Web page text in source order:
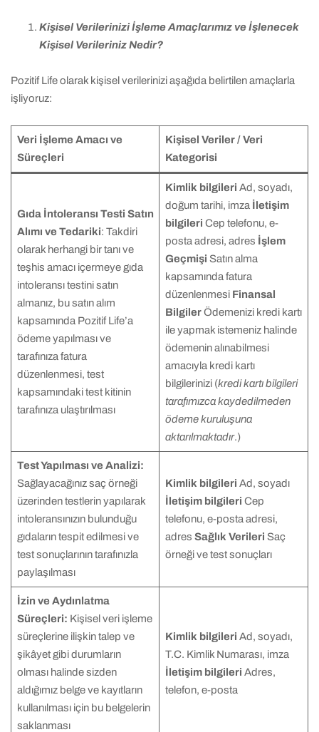
Kişisel Verilerinizi İşleme Amaçlarımız ve İşlenecek
Kişisel Verileriniz Nedir?
Pozitif Life olarak kişisel verilerinizi aşağıda belirtilen amaçlarla
işliyoruz:
Veri İşleme Amacı ve
Süreçleri
Kişisel Veriler / Veri
Kategorisi
Gıda İntoleransı Testi Satın
Alımı ve Tedariki: Takdiri
olarak herhangi bir tanı ve
teşhis amacı içermeye gıda
intoleransı testini satın
almanız, bu satın alım
kapsamında Pozitif Life’a
ödeme yapılması ve
tarafınıza fatura
düzenlenmesi, test
kapsamındaki test kitinin
tarafınıza ulaştırılması
Kimlik bilgileri Ad, soyadı,
doğum tarihi, imza İletişim
bilgileri Cep telefonu, e-
posta adresi, adres İşlem
Geçmişi Satın alma
kapsamında fatura
düzenlenmesi Finansal
BilgilerÖdemenizi kredi kartı
ile yapmak istemeniz halinde
ödemenin alınabilmesi
amacıyla kredi kartı
bilgilerinizi (kredi kartı bilgileri
tarafımızca kaydedilmeden
ödeme kuruluşuna
aktarılmaktadır.)
Test Yapılması ve Analizi:
Sağlayacağınız saç örneği
üzerinden testlerin yapılarak
intoleransınızın bulunduğu
gıdaların tespit edilmesi ve
test sonuçlarının tarafınızla
paylaşılması
Kimlik bilgileri Ad, soyadı
İletişim bilgileri Cep
telefonu, e-posta adresi,
adres Sağlık Verileri Saç
örneği ve test sonuçları
İzin ve Aydınlatma
Süreçleri: Kişisel veri işleme
süreçlerine ilişkin talep ve
şikâyet gibi durumların
olması halinde sizden
aldığımız belge ve kayıtların
kullanılması için bu belgelerin
saklanması
Kimlik bilgileri Ad, soyadı,
T.C. Kimlik Numarası, imza
İletişim bilgileri Adres,
telefon, e-posta